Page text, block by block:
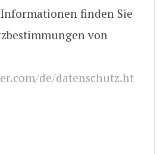
finden Sie
von
de/datenschutz.ht